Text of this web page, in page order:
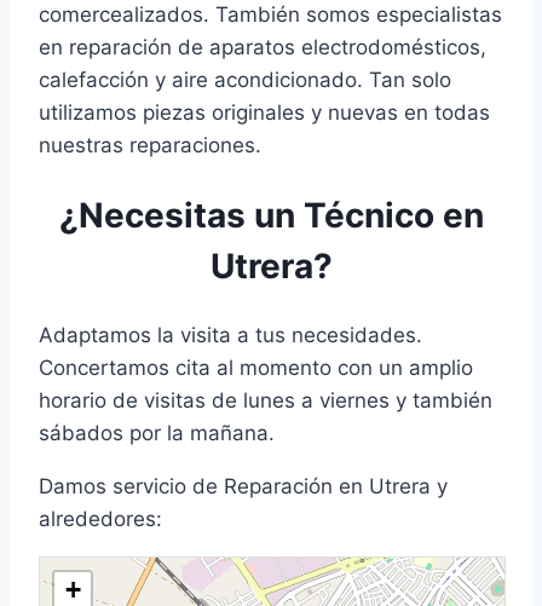
comercealizados. También somos especialistas
en reparación de aparatos electrodomésticos,
calefacción y aire acondicionado. Tan solo
utilizamos piezas originales y nuevas en todas
nuestras reparaciones.
¿Necesitas un Técnico en
Utrera?
Adaptamos la visita a tus necesidades.
Concertamos cita al momento con un amplio
horario de visitas de lunes a viernes y también
sábados por la mañana.
Damos servicio de Reparación en Utrera y
alrededores:
+